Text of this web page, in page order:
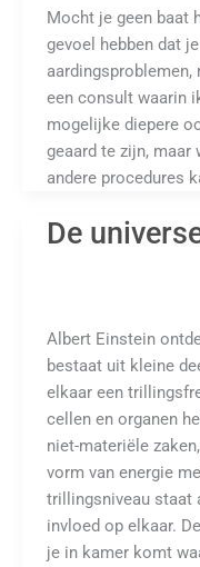
Mocht je geen baat
gevoel hebben dat
aardingsproblemen,
een consult waarin
mogelijke diepere
geaard te zijn,
andere procedures
De
Albert Einstein
bestaat uit kleine
elkaar een
cellen en organen
niet-materiële
vorm van energie
trillingsniveau staat
invloed op elkaar.
je in kamer komt